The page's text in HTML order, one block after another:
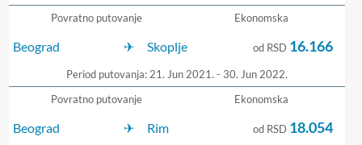
Povratno putovanje
Beograd Skoplje
Ekonomska
Period putovanja: 21. Jun 2021. - 30. Jun 2022.
od RSD 16.166
Povratno putovanje
Beograd Rim
Ekonomska
od RSD 18.054